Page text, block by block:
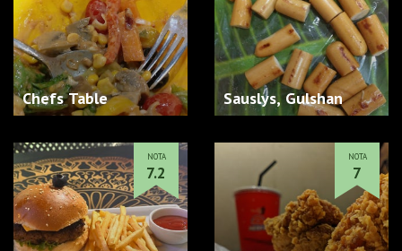
Chefs Table Sauslys, Gulshan
NOTA
7.2
NOTA
7